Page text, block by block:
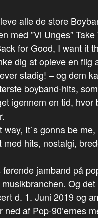
alle de store
med ”Vi Unges”
for Good, I want it
dig at opleve en flig
stadig! – og dem
boyband-hits,
igennem en tid,
It`s gonna be
hits, nostalgi,
jamband på
Og
d. 1. Juni 2019 og
af Pop-90’ernes